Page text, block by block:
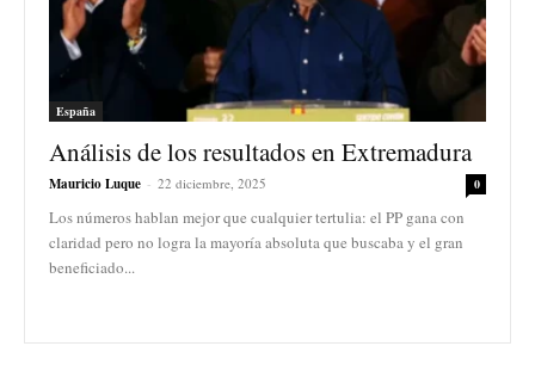
España
Análisis de los resultados en Extremadura
Mauricio Luque - 22 diciembre, 2025 0
Los números hablan mejor que cualquier tertulia: el PP gana con
claridad pero no logra la mayoría absoluta que buscaba y el gran
beneficiado...